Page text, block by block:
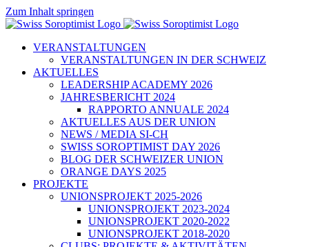
Zum Inhalt springen
VERANSTALTUNGEN
VERANSTALTUNGEN IN DER SCHWEIZ
AKTUELLES
LEADERSHIP ACADEMY 2026
JAHRESBERICHT 2024
RAPPORTO ANNUALE 2024
AKTUELLES AUS DER UNION
NEWS / MEDIA SI-CH
SWISS SOROPTIMIST DAY 2026
BLOG DER SCHWEIZER UNION
ORANGE DAYS 2025
PROJEKTE
UNIONSPROJEKT 2025-2026
UNIONSPROJEKT 2023-2024
UNIONSPROJEKT 2020-2022
UNIONSPROJEKT 2018-2020